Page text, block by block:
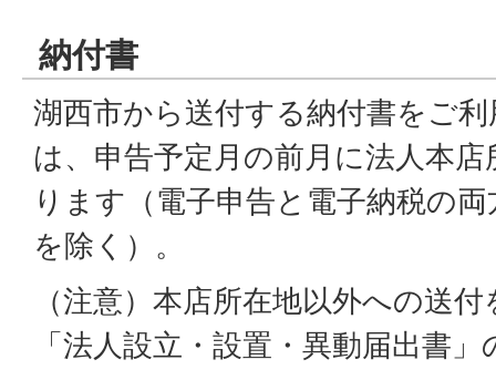
納付書
湖西市から送付する納付書をご
は、申告予定月の前月に法人本
ります（電子申告と電子納税の
を除く）。
（注意）本店所在地以外への送
「法人設立・設置・異動届出書